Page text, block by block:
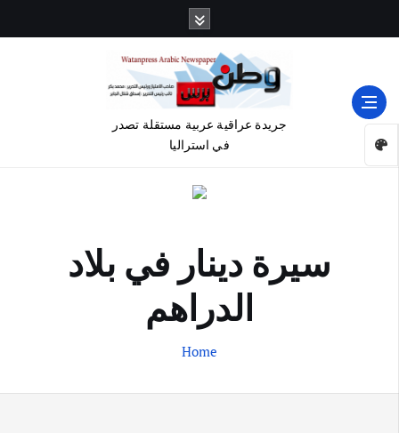
جريدة عراقية عربية مستقلة تصدر
في استراليا
سيرة دينار في بلاد
الدراهم
Home